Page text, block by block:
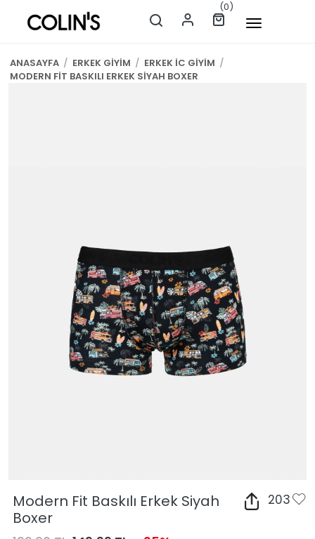
(0)
ANASAYFA / ERKEK GİYİM / ERKEK İC GİYİM /
MODERN FİT BASKILI ERKEK SİYAH BOXER
Modern Fit Baskılı Erkek Siyah
Boxer
203